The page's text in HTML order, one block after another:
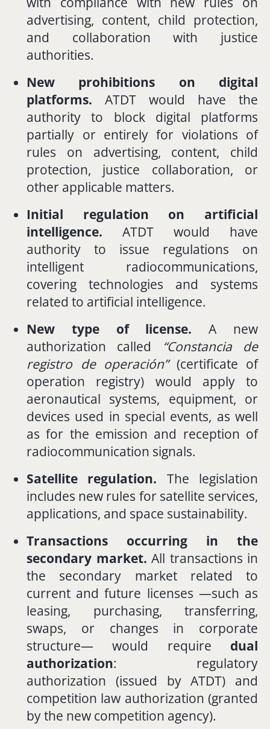
advertising, content, child protection,
and collaborationwith justice
authorities.
New prohibitions on digital
platforms.
ATDTwould havethe
authorityto block digital platforms
partially or entirelyfor violations of
rules on advertising, content, child
protection, justice collaboration, or
other applicable matters.
Initial regulation on artificial
intelligence.
ATDTwould have
authorityto issue regulations on
intelligent radiocommunications,
coveringtechnologies and systems
relatedto artificial intelligence.
New type of license. A new
authorization called “Constancia de
registro de operación”(certificate of
operation registry) would applyto
aeronautical systems, equipment, or
devices used in special events, aswell
asfor the emission and reception of
radiocommunication signals.
Satellite regulation. The legislation
includes new rules for satellite services,
applications, and space sustainability.
Transactions occurring in the
secondary market. All transactions in
the secondary market relatedto
current andfuture licenses —such as
leasing, purchasing,transferring,
swaps, or changes in corporate
structure—would require dual
authorization: regulatory
authorization (issued byATDT) and
competition law authorization (granted
bythe new competition agency).